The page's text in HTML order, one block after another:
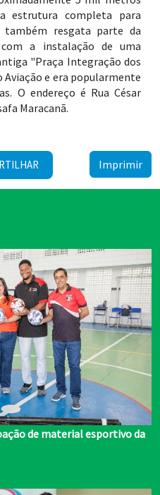
estrutura completa para
resgata parte da
a instalação de uma
"Praça Integração dos
Aviação e era popularmente
O endereço é Rua César
Maracanã.
Imprimir
de material esportivo da